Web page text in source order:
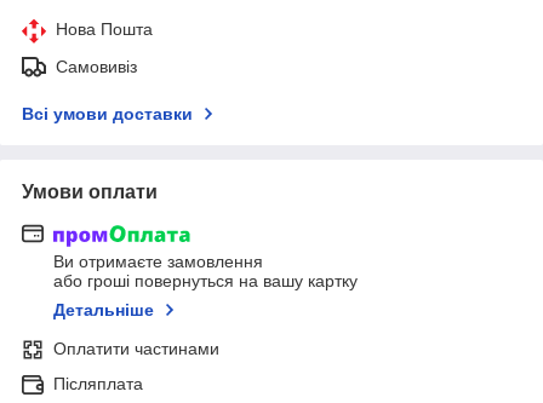
Нова Пошта
Самовивіз
Всі умови доставки
Умови оплати
Ви отримаєте замовлення
або гроші повернуться на вашу картку
Детальніше
Оплатити частинами
Післяплата